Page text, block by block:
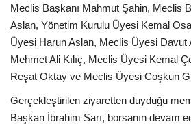
Meclis Başkanı Mahmut Şahin, Meclis
Aslan, Yönetim Kurulu Üyesi Kemal
Üyesi Harun Aslan, Meclis Üyesi Davut
Mehmet Ali Kılıç, Meclis Üyesi Kemal
Reşat Oktay ve Meclis Üyesi Coşkun
Gerçekleştirilen ziyaretten duyduğu
Başkan İbrahim Sarı, borsanın devam